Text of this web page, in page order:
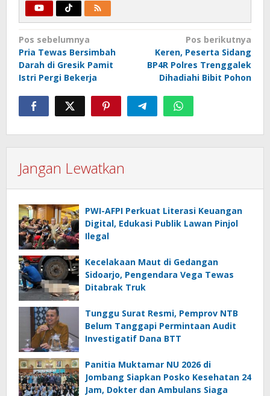
Navigasi
pos
Pos sebelumnya
Pria Tewas Bersimbah
Darah di Gresik Pamit
Istri Pergi Bekerja
Pos berikutnya
Keren, Peserta Sidang
BP4R Polres Trenggalek
Dihadiahi Bibit Pohon
Jangan Lewatkan
PWI-AFPI Perkuat Literasi Keuangan
Digital, Edukasi Publik Lawan Pinjol
Ilegal
Kecelakaan Maut di Gedangan
Sidoarjo, Pengendara Vega Tewas
Ditabrak Truk
Tunggu Surat Resmi, Pemprov NTB
Belum Tanggapi Permintaan Audit
Investigatif Dana BTT
Panitia Muktamar NU 2026 di
Jombang Siapkan Posko Kesehatan 24
Jam, Dokter dan Ambulans Siaga